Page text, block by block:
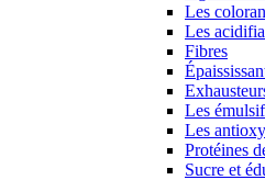
Les
Les
Fibres
Les
Les
Protéines
Sucre et